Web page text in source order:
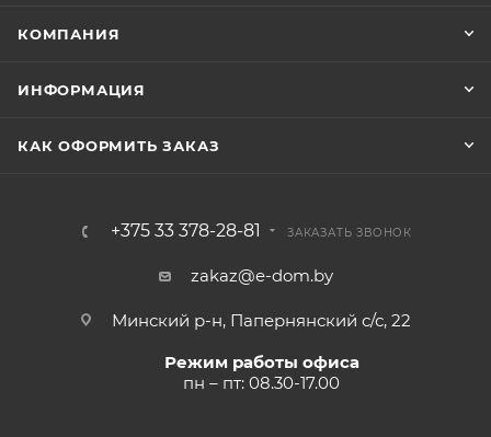
КОМПАНИЯ
ИНФОРМАЦИЯ
КАК ОФОРМИТЬ ЗАКАЗ
+375 33 378-28-81 ЗАКАЗАТЬ ЗВОНОК
zakaz@e-dom.by
Минский р-н, Папернянский с/с, 22
Режим работы офиса
пн – пт: 08.30-17.00